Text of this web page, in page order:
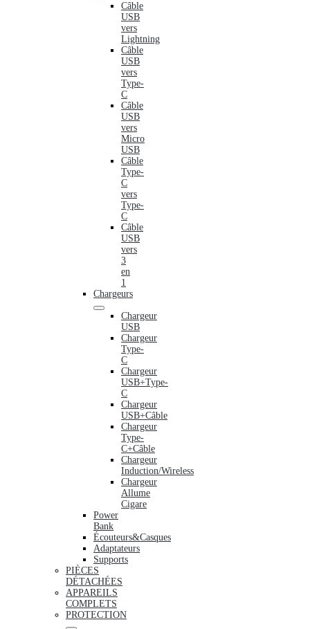
Câble
USB
vers
Lightning
Câble
USB
vers
Type-
C
Câble
USB
vers
Micro
USB
Câble
Type-
C
vers
Type-
C
Câble
USB
vers
3
en
1
Chargeurs
Chargeur
USB
Chargeur
Type-
C
Chargeur
USB+Type-
C
Chargeur
USB+Câble
Chargeur
Type-
C+Câble
Chargeur
Induction/Wireless
Chargeur
Allume
Cigare
Power
Bank
Écouteurs&Casques
Adaptateurs
Supports
PIÈCES
DÉTACHÉES
APPAREILS
COMPLETS
PROTECTION